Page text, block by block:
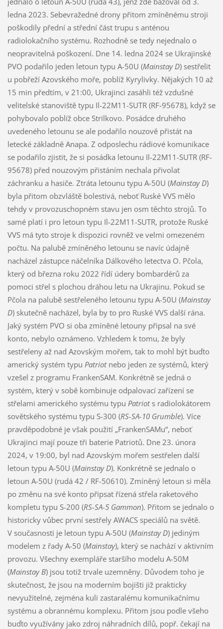
ledna 2023. Sebevražedné drony přitom zmíněnému stroji
poškodily přední a střední část trupu s anténou
radiolokačního systému. Rozhodně se tedy nejednalo o
neopravitelná poškození. Dne 14. ledna 2024 se Ukrajinské
PVO podařilo jeden letoun typu A-50U (Mainstay D) sestřelit
u pobřeží Azovského moře, poblíž Kyrylivky. Nějakých 10 až
15 min předtím, v 21:00, Ukrajinci zasáhli též vzdušné
velitelské stanoviště typu Il-22M11-SUTR (RF-95678), když se
pohybovalo poblíž obce Strilkovo. Posádce druhého
uvedeného letounu se ale podařilo nouzově přistát na
letecké základně Anapa. Z odposlechu rádiové komunikace
se podařilo zjistit, že si posádka letounu Il-22M11-SUTR (RF-
95678) před nouzovým přistáním nechala přivolat
záchranku a hasiče. Ztráta letounu typu A-50U (Mainstay D)
byla přitom obzvláště bolestivá, neboť Ruské VVS mělo
tehdy v provozuschopném stavu jen osm těchto strojů. To
samé platí i pro letoun typu Il-22M11-SUTR, protože Ruské
VVS má tyto stroje k dispozici rovněž ve velmi omezeném
počtu. Na palubě zmíněného letounu se navíc údajně
nacházel zástupce náčelníka Dálkového letectva O. Pčola,
který od března roku 2022 řídí údery bombardérů za
pomoci střel s plochou dráhou letu na Ukrajinu. Pokud se
Pčola na palubě sestřeleného letounu typu A-50U (Mainstay
D) skutečně nacházel, byla by to pro Ruské VVS další rána.
Jaký systém PVO si oba zmíněné letouny připsal na své
konto, nebylo oznámeno. Vzhledem k tomu, že byly
sestřeleny až nad Azovským mořem, tak to mohl být buďto
americký systém typu Patriotnebo jeden ze systémů, který
vzešel z programu FrankenSAM. Konkrétně se jedná o
systém, který v sobě kombinuje odpalovací zařízení se
střelami amerického systému typu Patriots radiolokátorem
sovětského systému typu S-300 (RS-SA-10 Grumble). Více
pravděpodobné je však použití „FrankenSAMu“, neboť
Ukrajinci mají pouze tři baterie Patriotů. Dne 23. února
2024, v 19:00, byl nad Azovským mořem sestřelen další
letoun typu A-50U (Mainstay D). Konkrétně se jednalo o
letoun A-50U (rudá 42 / RF-50610). Zmíněný letoun si měla
po změnu na své konto připsat řízená střela raketového
kompletu typu S-200 (RS-SA-5 Gammon). Přitom se jednalo o
historicky vůbec první sestřely AWACS speciálů na světě.
V současnosti je letoun typu A-50U (Mainstay D) jediným
modelem z řady A-50 (Mainstay), který se nachází v aktivním
provozu. Všechny exempláře staršího modelu A-50M
(Mainstay B) jsou totiž trvale uzemněny. Důvodem toho je
skutečnost, že jsou na moderním bojišti již prakticky
nevyužitelné, zejména kuli zastaralému komunikačnímu
systému a obrannému komplexu. Přitom jsou podle všeho
buďto využívány jako zdroj náhradních dílů, popř. čekají na